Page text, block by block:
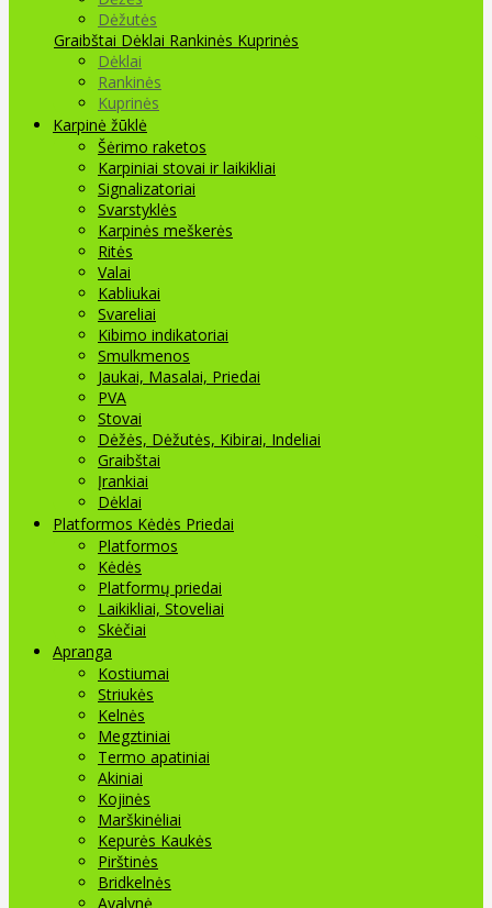
Dėžutės
Graibštai Dėklai Rankinės Kuprinės
Dėklai
Rankinės
Kuprinės
Karpinė žūklė
Šėrimo raketos
Karpiniai stovai ir laikikliai
Signalizatoriai
Svarstyklės
Karpinės meškerės
Ritės
Valai
Kabliukai
Svareliai
Kibimo indikatoriai
Smulkmenos
Jaukai, Masalai, Priedai
PVA
Stovai
Dėžės, Dėžutės, Kibirai, Indeliai
Graibštai
Įrankiai
Dėklai
Platformos Kėdės Priedai
Platformos
Kėdės
Platformų priedai
Laikikliai, Stoveliai
Skėčiai
Apranga
Kostiumai
Striukės
Kelnės
Megztiniai
Termo apatiniai
Akiniai
Kojinės
Marškinėliai
Kepurės Kaukės
Pirštinės
Bridkelnės
Avalynė